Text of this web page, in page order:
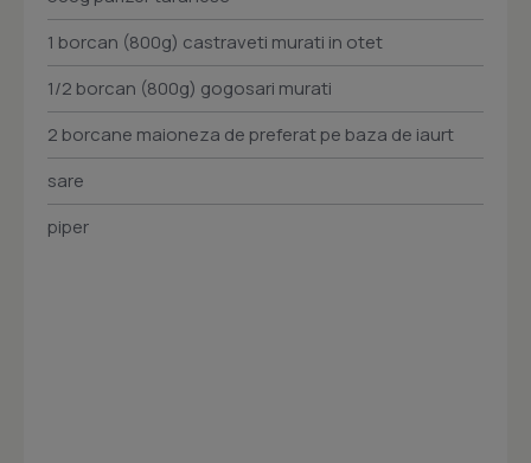
1 borcan (800g) castraveti murati in otet
1/2 borcan (800g) gogosari murati
2 borcane maioneza de preferat pe baza de iaurt
sare
piper